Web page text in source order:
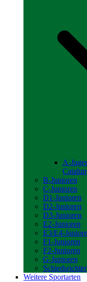
A-
B-Junioren
C-Junioren
D1-Junioren
D2-Junioren
D3-Junioren
E2-Junioren
E3/E4-
F1-Junioren
F2-Junioren
G-Junioren
Schiedsrichter
Weitere Sportarten